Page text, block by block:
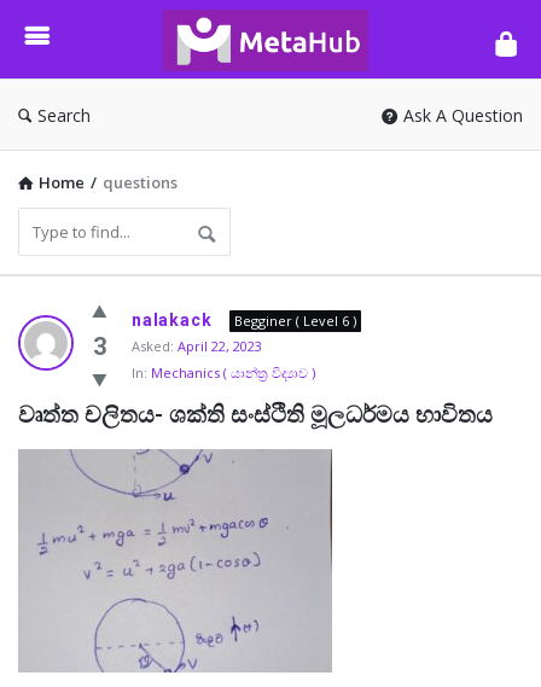
META-
HUB
Search Ask A Question
Home / questions
META-
HUB
Latest
Questions
3
nalakack
Begginer ( Level 6 )
Asked: April 22, 2023
In: Mechanics ( යාන්ත්‍ර විද්‍යාව )
වෘත්ත චලිතය- ශක්ති සංස්ථිති මූලධර්මය භාවිතය